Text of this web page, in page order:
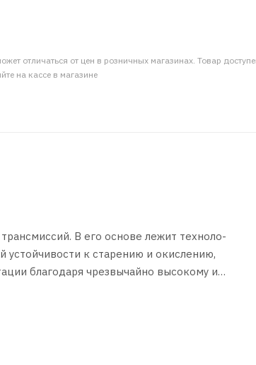
отличаться от цен в розничных магазинах. Товар
на кассе в магазине
В его основе лежит техноло-
к старению и окислению,
благодаря чрезвычайно высокому ин-